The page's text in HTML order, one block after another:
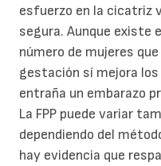
esfuerzo en la cicatriz
segura. Aunque existe
número de mujeres
gestación sí mejora
entraña un embarazo
La FPP puede variar
dependiendo del
hay evidencia que